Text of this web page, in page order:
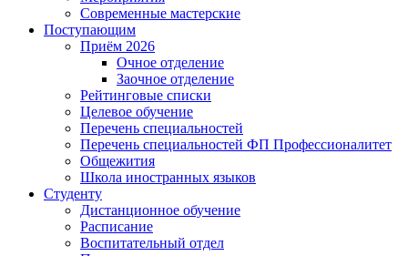
Современные мастерские
Поступающим
Приём 2026
Очное отделение
Заочное отделение
Рейтинговые списки
Целевое обучение
Перечень специальностей
Перечень специальностей ФП Профессионалитет
Общежития
Школа иностранных языков
Студенту
Дистанционное обучение
Расписание
Воспитательный отдел